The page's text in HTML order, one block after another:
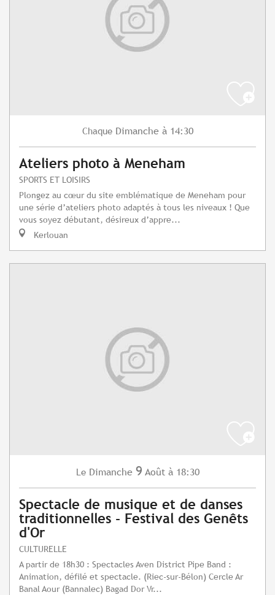
Chaque Dimanche à 14:30
Ateliers photo à Meneham
SPORTS ET LOISIRS
Plongez au cœur du site emblématique de Meneham pour
une série d’ateliers photo adaptés à tous les niveaux ! Que
vous soyez débutant, désireux d’appre...
Kerlouan
Le Dimanche 9 Août à 18:30
Spectacle de musique et de danses
traditionnelles - Festival des Genêts
d'Or
CULTURELLE
A partir de 18h30 : Spectacles Aven District Pipe Band :
Animation, défilé et spectacle. (Riec-sur-Bélon) Cercle Ar
Banal Aour (Bannalec) Bagad Dor Vr...